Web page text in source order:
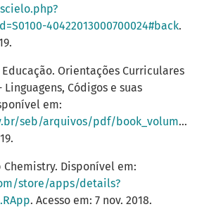
40422013000700024#back.
Orientações Curriculares
Códigos e suas
em:
arquivos/pdf/book_volume_01_internet.pdf
Chemistry. Disponível em:
store/apps/details?
. Acesso em: 7 nov. 2018.